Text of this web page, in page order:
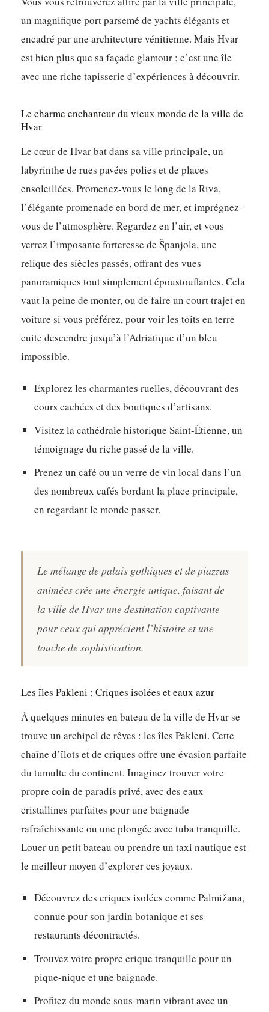
un magnifique port parsemé de yachts élégants et
encadré par une architecture vénitienne. Mais Hvar
est bien plus que sa façade glamour ; c’est une île
avec une riche tapisserie d’expériences à découvrir.
Le charme enchanteur du vieux monde de la ville de
Hvar
Le cœur de Hvar bat dans sa ville principale, un
labyrinthe de rues pavées polies et de places
ensoleillées. Promenez-vous le long de la Riva,
l’élégante promenade en bord de mer, et imprégnez-
vous de l’atmosphère. Regardez en l’air, et vous
verrez l’imposante forteresse de Španjola, une
relique des siècles passés, offrant des vues
panoramiques tout simplement époustouflantes. Cela
vaut la peine de monter, ou de faire un court trajet en
voiture si vous préférez, pour voir les toits en terre
cuite descendre jusqu’à l’Adriatique d’un bleu
impossible.
Explorez les charmantes ruelles, découvrant des
cours cachées et des boutiques d’artisans.
Visitez la cathédrale historique Saint-Étienne, un
témoignage du riche passé de la ville.
Prenez un café ou un verre de vin local dans l’un
des nombreux cafés bordant la place principale,
en regardant le monde passer.
Le mélange de palais gothiques et de piazzas
animées crée une énergie unique, faisant de
la ville de Hvar une destination captivante
pour ceux qui apprécient l’histoire et une
touche de sophistication.
Les îles Pakleni : Criques isolées et eaux azur
À quelques minutes en bateau de la ville de Hvar se
trouve un archipel de rêves : les îles Pakleni. Cette
chaîne d’îlots et de criques offre une évasion parfaite
du tumulte du continent. Imaginez trouver votre
propre coin de paradis privé, avec des eaux
cristallines parfaites pour une baignade
rafraîchissante ou une plongée avec tuba tranquille.
Louer un petit bateau ou prendre un taxi nautique est
le meilleur moyen d’explorer ces joyaux.
Découvrez des criques isolées comme Palmižana,
connue pour son jardin botanique et ses
restaurants décontractés.
Trouvez votre propre crique tranquille pour un
pique-nique et une baignade.
Profitez du monde sous-marin vibrant avec un